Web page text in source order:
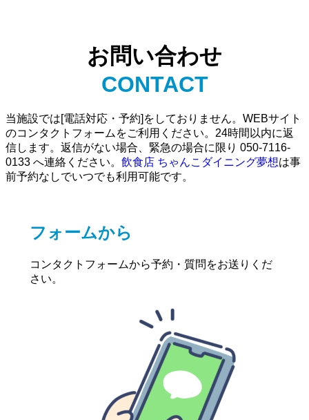
お問い合わせ
CONTACT
当施設では[電話対応・予約]をしておりません。WEBサイト
のコンタクトフォームをご利用ください。24時間以内に返
信します。返信がない場合、緊急の場合に限り 050-7116-
0133 へ連絡ください。 飲食店 ちゃんこダイニング夢想は事
前予約なしでいつでも利用可能です。
フォームから
コンタクトフォームから予約・質問をお送りくだ
さい。